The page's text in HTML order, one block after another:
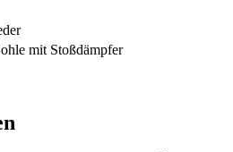
mit Stoßdämpfer